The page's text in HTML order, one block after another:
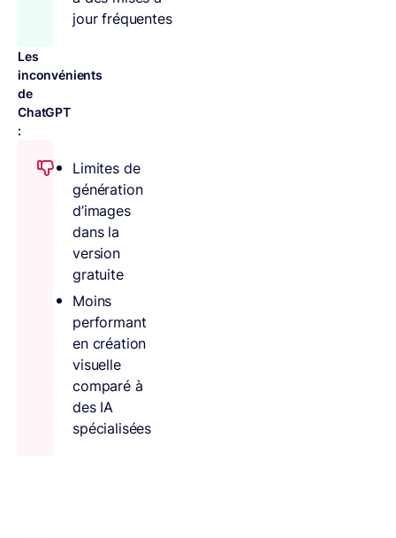
jour fréquentes
Les
inconvénients
de
ChatGPT
:
Limites de
génération
d’images
dans la
version
gratuite
Moins
performant
en création
visuelle
comparé à
des IA
spécialisées